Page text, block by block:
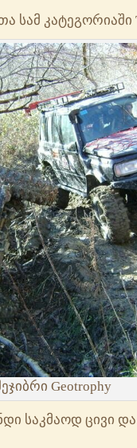
სამ კატეგორიაში
Geotrophy
საკმაოდ ცივი